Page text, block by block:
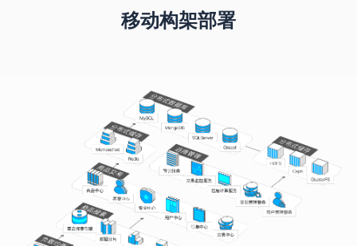
移动构架部署